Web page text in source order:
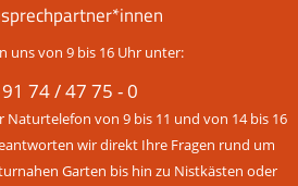
uns von 9 bis 16 Uhr unter:
74 / 47 75 - 0
von 9 bis 11 und von 14 bis 16
wir direkt Ihre Fragen rund um
Garten bis hin zu Nistkästen oder